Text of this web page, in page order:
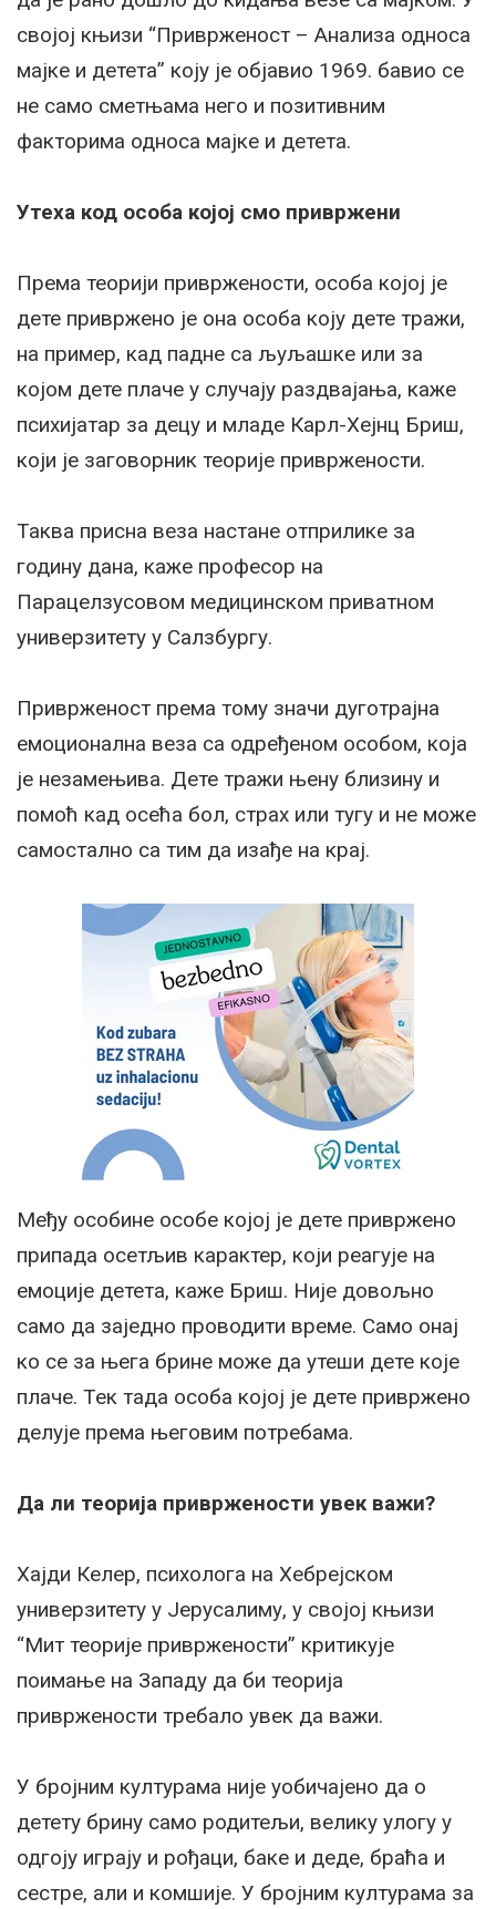
својој књизи “Приврженост – Анализа односа
мајке и детета” коју је објавио 1969. бавио се
не само сметњама него и позитивним
факторима односа мајке и детета.
Утеха код особа којој смо привржени
Према теорији привржености, особа којој је
дете привржено је она особа коју дете тражи,
на пример, кад падне са љуљашке или за
којом дете плаче у случају раздвајања, каже
психијатар за децу и младе Карл-Хејнц Бриш,
који је заговорник теорије привржености.
Таква присна веза настане отприлике за
годину дана, каже професор на
Парацелзусовом медицинском приватном
универзитету у Салзбургу.
Приврженост према тому значи дуготрајна
емоционална веза са одређеном особом, која
је незамењива. Дете тражи њену близину и
помоћ кад осећа бол, страх или тугу и не може
самостално са тим да изађе на крај.
Међу особине особе којој је дете привржено
припада осетљив карактер, који реагује на
емоције детета, каже Бриш. Није довољно
само да заједно проводити време. Само онај
ко се за њега брине може да утеши дете које
плаче. Тек тада особа којој је дете привржено
делује према његовим потребама.
Да ли теорија привржености увек важи?
Хајди Келер, психолога на Хебрејском
универзитету у Јерусалиму, у својој књизи
“Мит теорије привржености” критикује
поимање на Западу да би теорија
привржености требало увек да важи.
У бројним културама није уобичајено да о
детету брину само родитељи, велику улогу у
одгоју играју и рођаци, баке и деде, браћа и
сестре, али и комшије. У бројним културама за